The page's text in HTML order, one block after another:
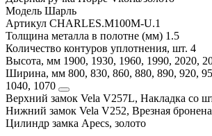
Модель Шарль
Артикул CHARLES.M100M-U.1
Толщина металла в полотне (мм) 1.5
Количество контуров уплотнения, шт. 4
Высота, мм 1900, 1930, 1960, 1990, 2020,
Ширина, мм 800, 830, 860, 880, 890, 920,
1040, 1070
Верхний замок Vela V257L, Накладка со
Нижний замок Vela V252, Врезная
Цилиндр замка Apecs, золото